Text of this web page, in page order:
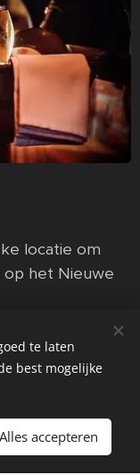
locatie om
op het Nieuwe
voorstel.
te laten
best mogelijke
Alles accepteren